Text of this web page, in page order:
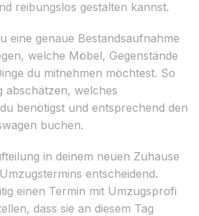
reibungslos gestalten kannst.
eine genaue Bestandsaufnahme
welche Möbel, Gegenstände
du mitnehmen möchtest. So
abschätzen, welches
benötigst und entsprechend den
buchen.
in deinem neuen Zuhause
entscheidend.
einen Termin mit Umzugsprofi
dass sie an diesem Tag